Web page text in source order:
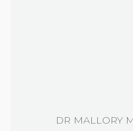
DR MALLORY